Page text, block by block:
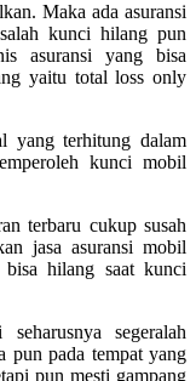
Maka ada asuransi
kunci hilang pun
asuransi yang bisa
yaitu total loss only
yang terhitung dalam
kunci mobil
terbaru cukup susah
jasa asuransi mobil
bisa hilang saat kunci
segeralah
pun pada tempat yang
pun mesti gampang